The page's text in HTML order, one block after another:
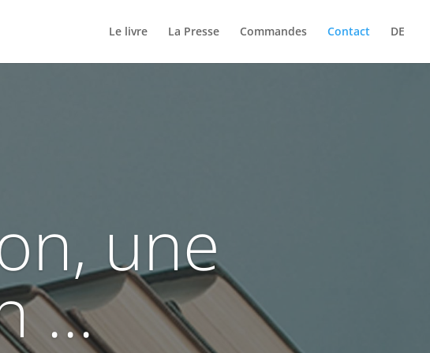
Le livre La Presse Commandes Contact DE
une
...